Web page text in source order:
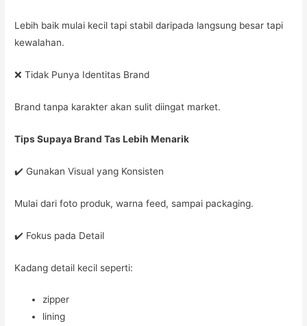
Lebih baik mulai kecil tapi stabil daripada langsung besar tapi
kewalahan.
❌ Tidak Punya Identitas Brand
Brand tanpa karakter akan sulit diingat market.
Tips Supaya Brand Tas Lebih Menarik
✔️ Gunakan Visual yang Konsisten
Mulai dari foto produk, warna feed, sampai packaging.
✔️ Fokus pada Detail
Kadang detail kecil seperti:
zipper
lining